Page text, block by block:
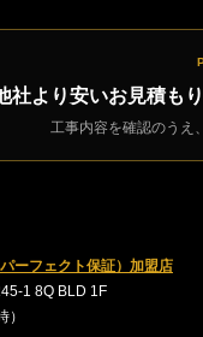
社より安いお見積も
工事内容を確認のうえ
ーフェクト保証）加盟店
1 8Q BLD 1F